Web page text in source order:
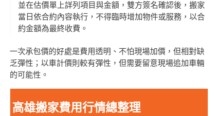
並在估價單上詳列項目與金額，雙方簽名確認後，搬家
當日依合約內容執行，不得臨時增加物件或服務，以合
約金額為最終收費。
一次承包價的好處是費用透明、不怕現場加價，但相對缺
乏彈性；以車計價則較有彈性，但需要留意現場追加車輛
的可能性。
高雄搬家費用行情總整理